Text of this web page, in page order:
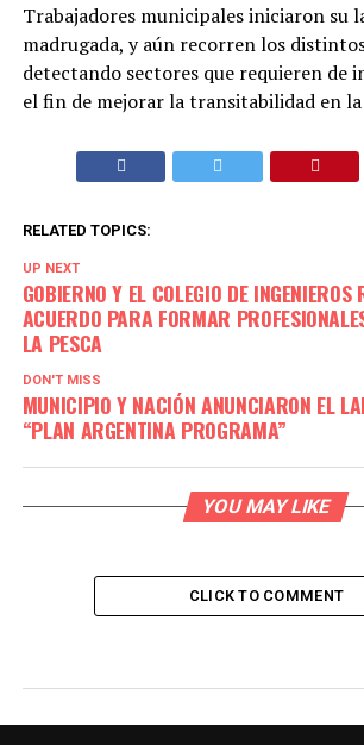
Trabajadores municipales iniciaron su
madrugada, y aún recorren los
detectando sectores que requieren de
el fin de mejorar la transitabilidad en la
RELATED TOPICS:
UP NEXT
GOBIERNO Y EL COLEGIO DE
ACUERDO PARA FORMAR
LA PESCA
DON'T MISS
MUNICIPIO Y NACIÓN ANUNCIARON EL
“PLAN ARGENTINA PROGRAMA”
YOU MAY LIKE
CLICK TO COMMENT